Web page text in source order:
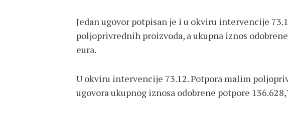
Jedan ugovor potpisan je i u okviru intervencije
poljoprivrednih proizvoda, a ukupna iznos
eura.
U okviru intervencije 73.12. Potpora malim
ugovora ukupnog iznosa odobrene potpore